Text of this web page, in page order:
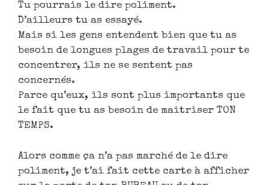
Tu pourrais le dire poliment.
D’ailleurs tu as essayé.
Mais si les gens entendent bien que tu as
besoin de longues plages de travail pour te
concentrer, ils ne se sentent pas
concernés.
Parce qu’eux, ils sont plus importants que
le fait que tu as besoin de maîtriser TON
TEMPS.
Alors comme ça n’a pas marché de le dire
poliment, je t’ai fait cette carte à afficher